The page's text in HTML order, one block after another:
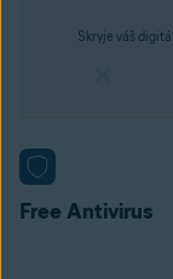
Skryje váš
Free Antivirus